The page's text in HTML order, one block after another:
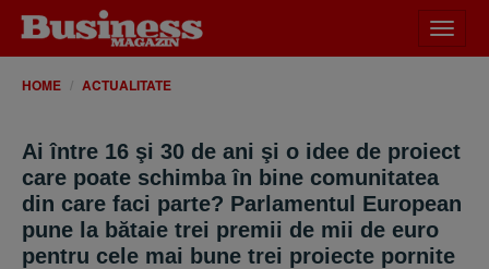
meniu
HOME ACTUALITATE
Ai între 16 şi 30 de ani şi o idee de proiect
care poate schimba în bine comunitatea
din care faci parte? Parlamentul European
pune la bătaie trei premii de mii de euro
pentru cele mai bune trei proiecte pornite